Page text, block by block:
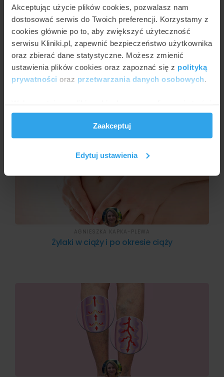
Akceptując użycie plików cookies, pozwalasz nam
dostosować serwis do Twoich preferencji. Korzystamy z
cookies głównie po to, aby zwiększyć użyteczność
serwisu Kliniki.pl, zapewnić bezpieczeństwo użytkownika
oraz zbierać dane statystyczne. Możesz zmienić
ustawienia plików cookies oraz zapoznać się z polityką
prywatności oraz przetwarzania danych osobowych
i reklam, aby oferować funkcje społecznościowe i
analizować ruch w naszej witrynie. Informacje o tym, jak
korzystasz z naszej witryny, udostępniamy partnerom
społecznościowym, reklamowym i analitycznym.
otrzymanymi od Ciebie lub uzyskanymi podczas
korzystania z ich usług.
Zaakceptuj
Edytuj ustawienia
JULIA WŁOSIŃSKA
Żylaki w ciąży i po okresie ciąży
AGNIESZKA KAPKA-PLEWA